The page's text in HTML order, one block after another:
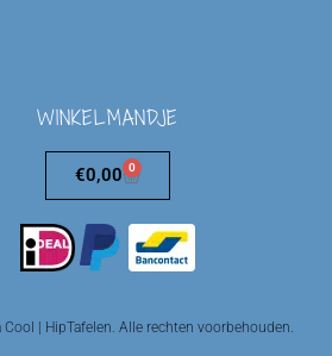
WINKELMANDJE
€0,00 0
| HipTafelen. Alle rechten voorbehouden.